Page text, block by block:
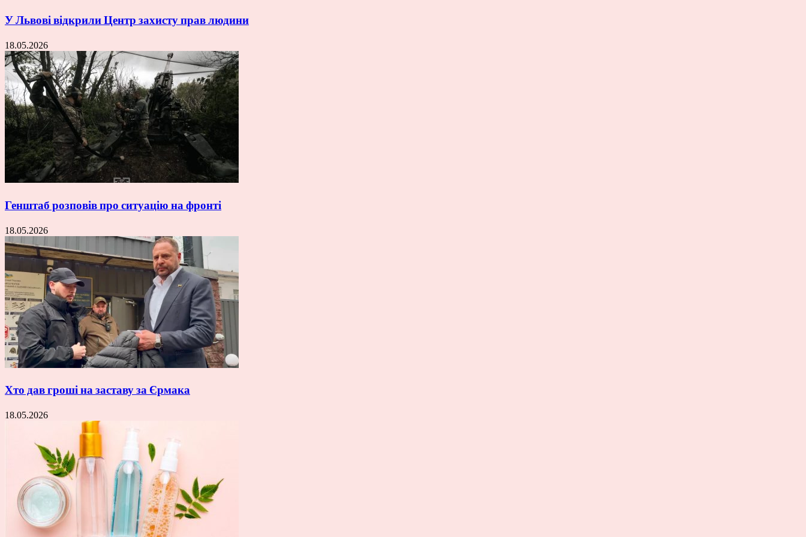
У Львові відкрили Центр захисту прав людини
18.05.2026
Генштаб розповів про ситуацію на фронті
18.05.2026
Хто дав гроші на заставу за Єрмака
18.05.2026